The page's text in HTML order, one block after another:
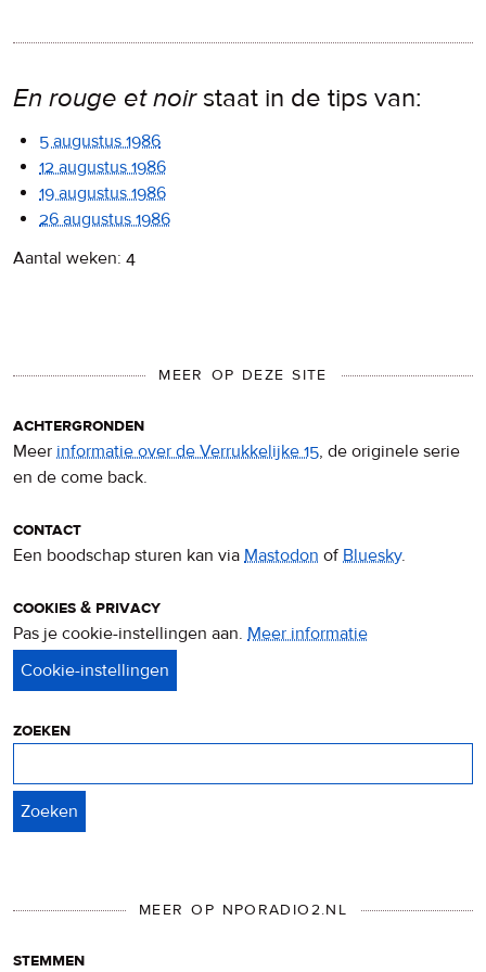
En rouge et noirstaat in de tips van:
5 augustus 1986
12 augustus 1986
19 augustus 1986
26 augustus 1986
Aantal weken: 4
MEER OP DEZE SITE
achtergronden
Meer informatie over de Verrukkelijke 15, de originele serie
en de come back.
contact
Een boodschap sturen kan via Mastodon ofBluesky.
cookies & privacy
Pas je cookie-instellingen aan. Meer informatie
zoeken
MEER OP NPORADIO2.NL
stemmen